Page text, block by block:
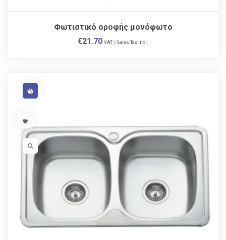
Φωτιστικό οροφής μονόφωτο
€21.70 VAT / Sales Tax incl.
VISIT LINK
VISIT LINK